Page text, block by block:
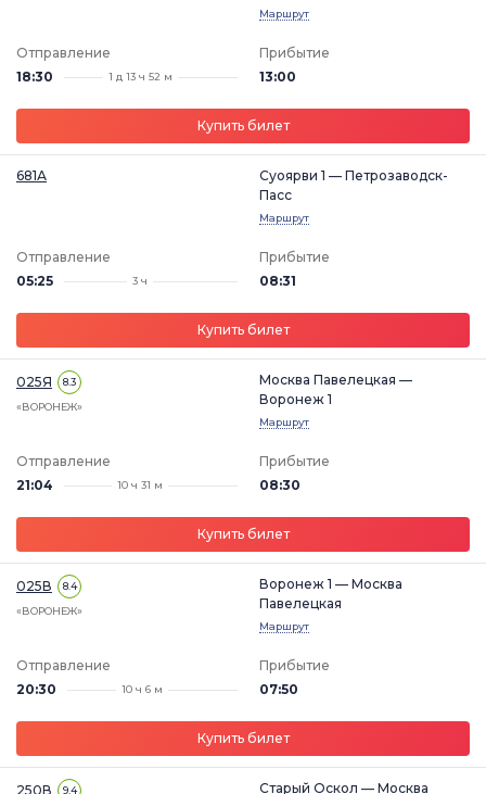
Маршрут
Отправление
18:30
1 д 13 ч 52 м
Прибытие
13:00
Купить билет
681А
Суоярви 1 — Петрозаводск-
Пасс
Маршрут
Отправление
05:25
3 ч
Прибытие
08:31
Купить билет
025Я 8.3
«ВОРОНЕЖ»
Москва Павелецкая —
Воронеж 1
Маршрут
Отправление
21:04
10 ч 31 м
Прибытие
08:30
Купить билет
025В 8.4
«ВОРОНЕЖ»
Воронеж 1 — Москва
Павелецкая
Маршрут
Отправление
20:30
10 ч 6 м
Прибытие
07:50
Купить билет
250В 9.4 Старый Оскол — Москва